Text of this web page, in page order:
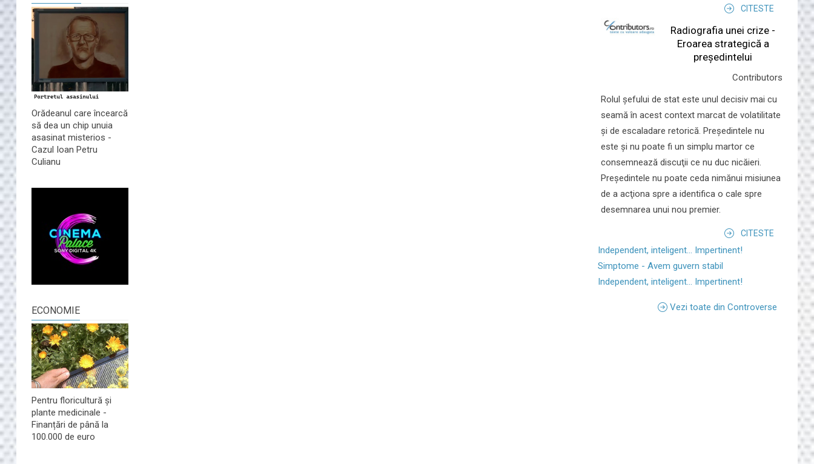
Orădeanul care încearcă
să dea un chip unuia
asasinat misterios -
Cazul Ioan Petru
Culianu
ECONOMIE
Pentru floricultură și
plante medicinale -
Finanțări de până la
100.000 de euro
CITESTE
Radiografia unei crize -
Eroarea strategică a
președintelui
Contributors
Rolul şefului de stat este unul decisiv mai cu
seamă în acest context marcat de volatilitate
şi de escaladare retorică. Preşedintele nu
este şi nu poate fi un simplu martor ce
consemnează discuţii ce nu duc nicăieri.
Preşedintele nu poate ceda nimănui misiunea
de a acţiona spre a identifica o cale spre
desemnarea unui nou premier.
CITESTE
Independent, inteligent... Impertinent!
Simptome - Avem guvern stabil
Independent, inteligent... Impertinent!
Vezi toate din Controverse